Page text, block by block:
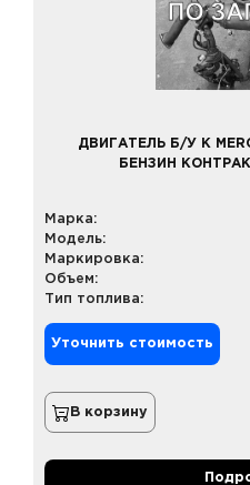
ДВИГАТЕЛЬ Б/У К
БЕНЗИН
Марка:
Модель:
Маркировка:
Объем:
Тип топлива:
Уточнить стоимость
В корзину